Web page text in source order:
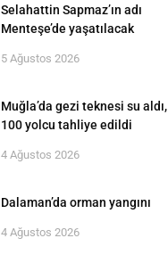
Selahattin Sapmaz’ın adı
Menteşe’de yaşatılacak
5 Ağustos 2026
Muğla’da gezi teknesi su aldı,
100 yolcu tahliye edildi
4 Ağustos 2026
Dalaman’da orman yangını
4 Ağustos 2026